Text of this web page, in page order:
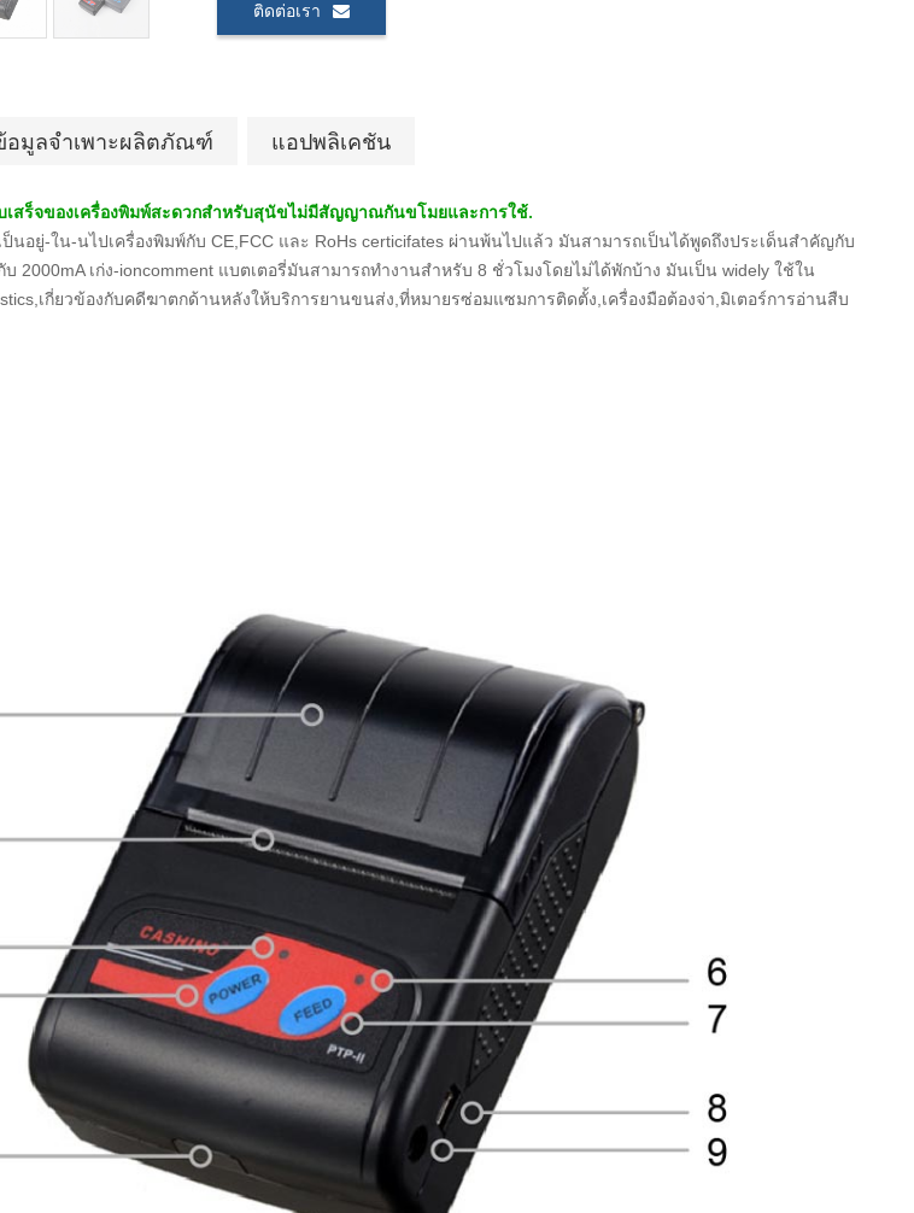
ติดต่อเรา
อมูลจำเพาะผลิตภัณฑ์ แอปพลิเคชัน
เสร็จของเครื่องพิมพ์สะดวกสำหรับสุนัขไม่มีสัญญาณกันขโมยและการใช้.
นอยู่-ใน-นไปเครื่องพิมพ์กับ CE,FCC และ RoHs certicifates ผ่านพ้นไปแล้ว มันสามารถเป็นได้พูดถึงประเด็นสำคัญกับ
2000mA เก่ง-ioncomment แบตเตอรี่มันสามารถทำงานสำหรับ 8 ชั่วโมงโดยไม่ได้พักบ้าง มันเป็น widely ใช้ใน
เกี่ยวข้องกับคดีฆาตกด้านหลังให้บริการยานขนส่ง,ที่หมายรซ่อมแซมการติดตั้ง,เครื่องมือต้องจ่า,มิเตอร์การอ่านสืบ